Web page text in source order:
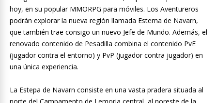
hoy, en su popular MMORPG para móviles. Los Aventureros
podrán explorar la nueva región llamada Estema de Navarn,
que también trae consigo un nuevo Jefe de Mundo. Además, el
renovado contenido de Pesadilla combina el contenido PvE
(jugador contra el entorno) y PvP (jugador contra jugador) en
una única experiencia.
La Estepa de Navarn consiste en una vasta pradera situada al